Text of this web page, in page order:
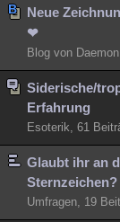
Neue
❤
Blog von
Siderische/
Erfahrung
Esoterik, 61
Glaubt ihr an
Sternzeichen?
Umfragen, 19